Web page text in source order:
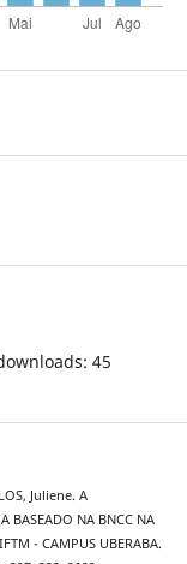
45
Juliene. A
BASEADO NA BNCC NA
- CAMPUS UBERABA.